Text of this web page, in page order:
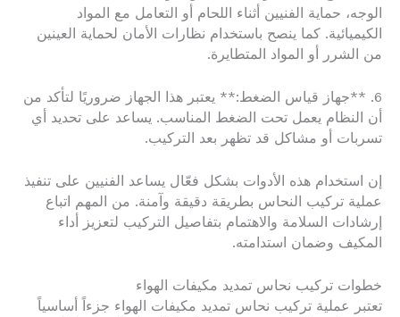
الوجه، حماية الفنيين أثناء اللحام أو التعامل مع المواد
الكيميائية. كما ينصح باستخدام نظارات الأمان لحماية العينين
من الشرر أو المواد المتطايرة.
6. **جهاز قياس الضغط:** يعتبر هذا الجهاز ضروريًا لتأكد من
أن النظام يعمل تحت الضغط المناسب. يساعد على تحديد أي
تسربات أو مشاكل قد تظهر بعد التركيب.
إن استخدام هذه الأدوات بشكل فعّال يساعد الفنيين على تنفيذ
عملية تركيب النحاس بطريقة دقيقة وآمنة. من المهم اتباع
إرشادات السلامة والاهتمام بتفاصيل التركيب لتعزيز أداء
المكيف وضمان استدامته.
خطوات تركيب نحاس تمديد مكيفات الهواء
تعتبر عملية تركيب نحاس تمديد مكيفات الهواء جزءاً أساسياً